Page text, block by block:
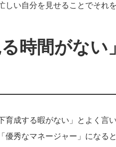
い自分を見せることでそれ
時間がない
成する暇がない」とよく言
優秀なマネージャー」になる